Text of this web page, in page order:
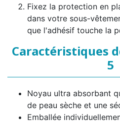
Fixez la protection en
dans votre sous-
que l'adhésif touche la
Caractéristiques
5
Noyau ultra absorbant
de peau sèche et une
Emballée